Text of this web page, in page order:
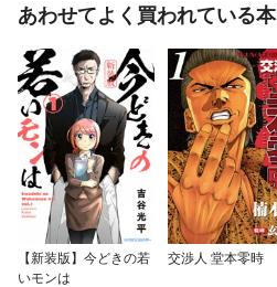
あわせてよく買われている本
【新装版】今どきの若
いモンは
交渉人 堂本零時